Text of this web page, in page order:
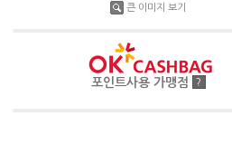
큰 이미지 보기
포인트사용 가맹점 ?